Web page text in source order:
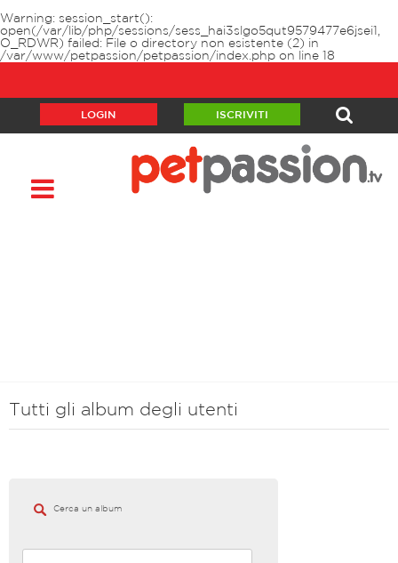
Warning: session_start():
open(/var/lib/php/sessions/sess_hai3slgo5qut9579477e6jsei1,
O_RDWR) failed: File o directory non esistente (2) in
/var/www/petpassion/petpassion/index.php on line 18
LOGIN ISCRIVITI
Tutti gli album degli utenti
Cerca un album